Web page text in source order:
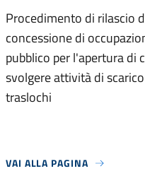
Procedimento di rilascio
concessione di
pubblico per l'apertura di
svolgere attività di
traslochi
VAI ALLA PAGINA